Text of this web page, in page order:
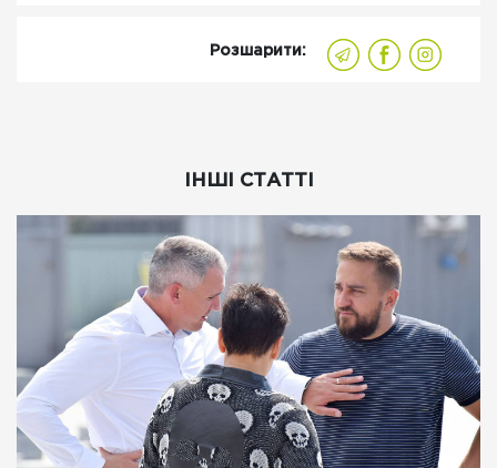
Розшарити:
ІНШІ СТАТТІ